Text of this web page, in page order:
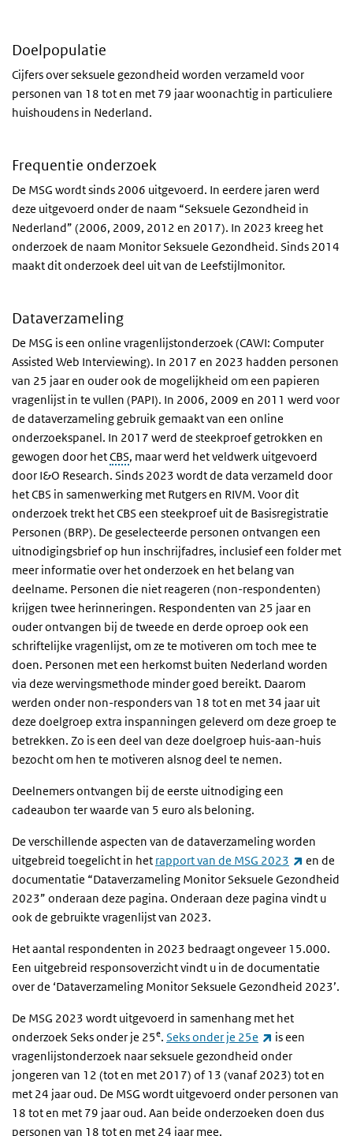
Doelpopulatie
Cijfers over seksuele gezondheid worden verzameld voor
personen van 18 tot en met 79 jaar woonachtig in particuliere
huishoudens in Nederland.
Frequentie onderzoek
De MSG wordt sinds 2006 uitgevoerd. In eerdere jaren werd
deze uitgevoerd onder de naam “Seksuele Gezondheid in
Nederland” (2006, 2009, 2012 en 2017). In 2023 kreeg het
onderzoek de naam Monitor Seksuele Gezondheid. Sinds 2014
maakt dit onderzoek deel uit van de Leefstijlmonitor.
Dataverzameling
De MSG is een online vragenlijstonderzoek (CAWI: Computer
Assisted Web Interviewing). In 2017 en 2023 hadden personen
van 25 jaar en ouder ook de mogelijkheid om een papieren
vragenlijst in te vullen (PAPI). In 2006, 2009 en 2011 werd voor
de dataverzameling gebruik gemaakt van een online
onderzoekspanel. In 2017 werd de steekproef getrokken en
gewogen door hetCBS, maar werd het veldwerk uitgevoerd
door I&O Research. Sinds 2023 wordt de data verzameld door
het CBS in samenwerking met Rutgers en RIVM. Voor dit
onderzoek trekt het CBS een steekproef uit de Basisregistratie
Personen (BRP). De geselecteerde personen ontvangen een
uitnodigingsbrief op hun inschrijfadres, inclusief een folder met
meer informatie over het onderzoek en het belang van
deelname. Personen die niet reageren (non-respondenten)
krijgen twee herinneringen. Respondenten van 25 jaar en
ouder ontvangen bij de tweede en derde oproep ook een
schriftelijke vragenlijst, om ze te motiveren om toch mee te
doen. Personen met een herkomst buiten Nederland worden
via deze wervingsmethode minder goed bereikt. Daarom
werden onder non-responders van 18 tot en met 34 jaar uit
deze doelgroep extra inspanningen geleverd om deze groep te
betrekken. Zo is een deel van deze doelgroep huis-aan-huis
bezocht om hen te motiveren alsnog deel te nemen.
Deelnemers ontvangen bij de eerste uitnodiging een
cadeaubon ter waarde van 5 euro als beloning.
De verschillende aspecten van de dataverzameling worden
uitgebreid toegelicht in het rapport van de MSG 2023 (externe
en de
documentatie “Dataverzameling Monitor Seksuele Gezondheid
2023” onderaan deze pagina. Onderaan deze pagina vindt u
ook de gebruikte vragenlijst van 2023.
Het aantal respondenten in 2023 bedraagt ongeveer 15.000.
Een uitgebreid responsoverzicht vindt u in de documentatie
over de ‘Dataverzameling Monitor Seksuele Gezondheid 2023’.
De MSG 2023 wordt uitgevoerd in samenhang met het
onderzoekSeks onder je 25e. Seks onder je 25e (externe link)
is een
vragenlijstonderzoek naar seksuele gezondheid onder
jongeren van 12 (tot en met 2017) of 13 (vanaf 2023) tot en
met 24 jaar oud. De MSG wordt uitgevoerd onder personen van
18 tot en met 79 jaar oud. Aan beide onderzoeken doen dus
personen van 18 tot en met 24 jaar mee.